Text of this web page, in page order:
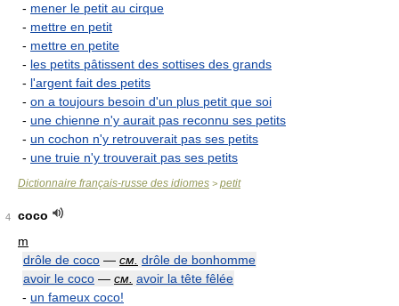
- mener le petit au cirque
- mettre en petit
- mettre en petite
- les petits pâtissent des sottises des grands
- l'argent fait des petits
- on a toujours besoin d'un plus petit que soi
- une chienne n'y aurait pas reconnu ses petits
- un cochon n'y retrouverait pas ses petits
- une truie n'y trouverait pas ses petits
Dictionnaire français-russe des idiomes > petit
4
coco
m
drôle de coco — см. drôle de bonhomme
avoir le coco — см. avoir la tête fêlée
- un fameux coco!